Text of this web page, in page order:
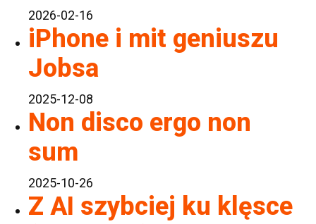
2026-02-16
iPhone i mit geniuszu
Jobsa
2025-12-08
Non disco ergo non
sum
2025-10-26
Z AI szybciej ku klęsce